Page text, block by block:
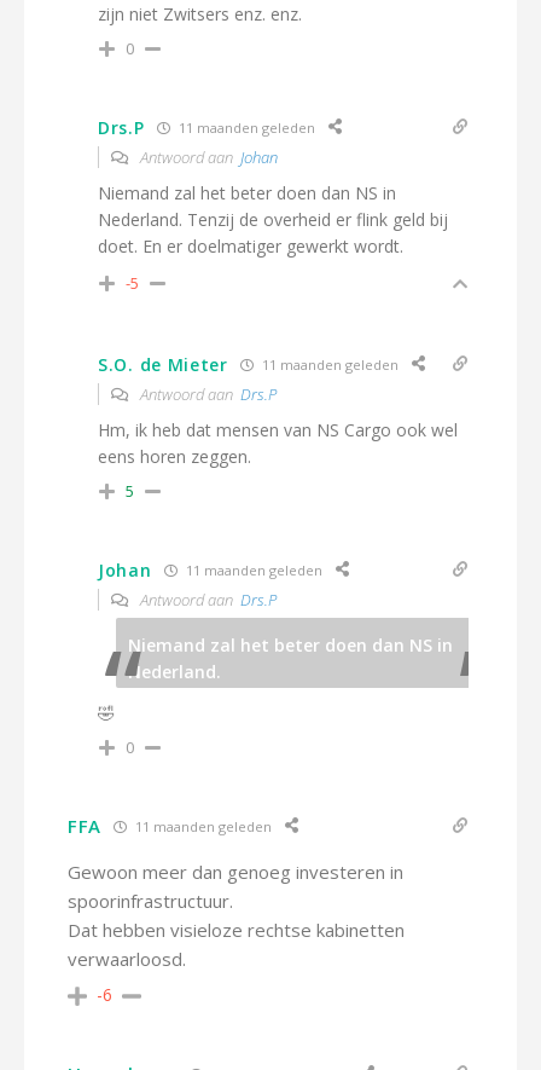
zijn niet Zwitsers enz. enz.
0
Drs.P 11 maanden geleden
Antwoord aan Johan
Niemand zal het beter doen dan NS in
Nederland. Tenzij de overheid er flink geld bij
doet. En er doelmatiger gewerkt wordt.
-5
S.O. de Mieter 11 maanden geleden
Antwoord aan Drs.P
Hm, ik heb dat mensen van NS Cargo ook wel
eens horen zeggen.
5
Johan 11 maanden geleden
Antwoord aan Drs.P
Niemand zal het beter doen dan NS in
Nederland.
🤣
0
FFA 11 maanden geleden
Gewoon meer dan genoeg investeren in
spoorinfrastructuur.
Dat hebben visieloze rechtse kabinetten
verwaarloosd.
-6